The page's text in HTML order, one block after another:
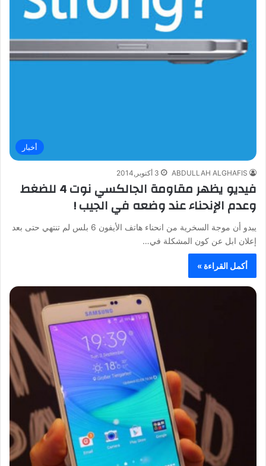
أخبار
ABDULLAH ALGHAFIS 3 أكتوبر,2014
فيديو يظهر مقاومة الجالكسي نوت 4 للضغط
وعدم الإنحناء عند وضعه في الجيب !
يبدو أن موجة السخرية من انحناء هاتف الأيفون 6 بلس لم تنتهي حتى بعد
إعلان ابل عن كون المشكلة في…
أكمل القراءة »